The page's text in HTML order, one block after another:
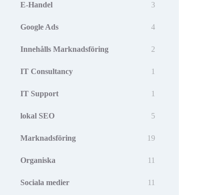
E-Handel 3
Google Ads 4
Innehålls Marknadsföring 2
IT Consultancy 1
IT Support 1
lokal SEO 5
Marknadsföring 19
Organiska 11
Sociala medier 11